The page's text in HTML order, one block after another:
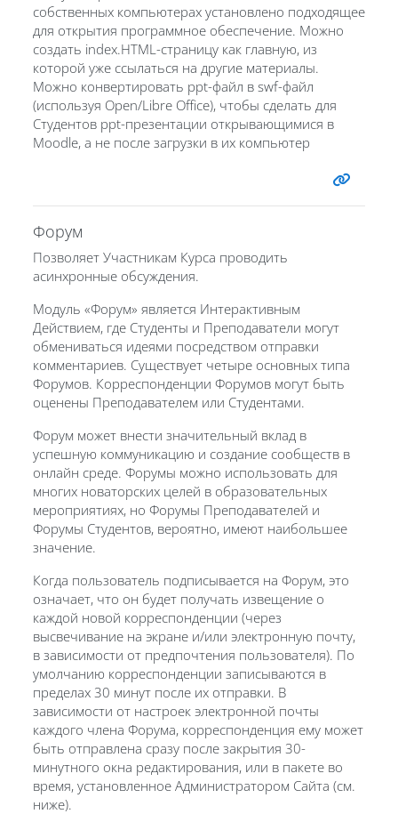
собственных компьютерах установлено подходящее
для открытия программное обеспечение. Можно
создать index.HTML-страницу как главную, из
которой уже ссылаться на другие материалы.
Можно конвертировать ppt-файл в swf-файл
(используя Open/Libre Office), чтобы сделать для
Студентов ppt-презентации открывающимися в
Moodle, а не после загрузки в их компьютер
Форум
Позволяет Участникам Курса проводить
асинхронные обсуждения.
Модуль «Форум» является Интерактивным
Действием, где Студенты и Преподаватели могут
обмениваться идеями посредством отправки
комментариев. Существует четыре основных типа
Форумов. Корреспонденции Форумов могут быть
оценены Преподавателем или Студентами.
Форум может внести значительный вклад в
успешную коммуникацию и создание сообществ в
онлайн среде. Форумы можно использовать для
многих новаторских целей в образовательных
мероприятиях, но Форумы Преподавателей и
Форумы Студентов, вероятно, имеют наибольшее
значение.
Когда пользователь подписывается на Форум, это
означает, что он будет получать извещение о
каждой новой корреспонденции (через
высвечивание на экране и/или электронную почту,
в зависимости от предпочтения пользователя). По
умолчанию корреспонденции записываются в
пределах 30 минут после их отправки. В
зависимости от настроек электронной почты
каждого члена Форума, корреспонденция ему может
быть отправлена сразу после закрытия 30-
минутного окна редактирования, или в пакете во
время, установленное Администратором Сайта (см.
ниже).